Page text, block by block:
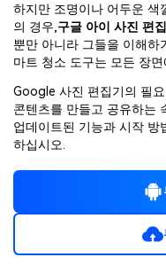
관련 제품
Relumi - 앱
UBackit - 데이터 백업
Repairit -- 이
PST 및 OST 파일
루션
하지만 조명이나 어두운 색
의 경우,구글 아이 사진 편집
뿐만 아니라 그들을 이해하
마트 청소 도구는 모든 장
Google 사진 편집기의 필
콘텐츠를 만들고 공유하는
업데이트된 기능과 시작 방
하십시오.